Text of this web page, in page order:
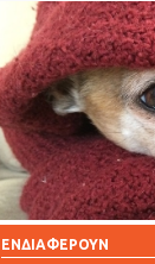
ΕΝΔΙΑΦΈΡΟΥΝ